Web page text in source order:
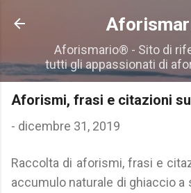
Passa ai contenuti
Aforismario® - Sito di
tutti gli appassionati di
Aforismi, frasi e citazioni
- dicembre 31, 2019
Raccolta di aforismi, frasi e
accumulo naturale di ghiaccio